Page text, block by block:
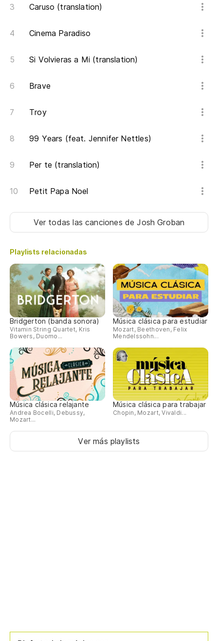
Caruso (translation)
Cinema Paradiso
Si Volvieras a Mi (translation)
Brave
Troy
99 Years (feat. Jennifer Nettles)
Per te (translation)
Petit Papa Noel
Ver todas las canciones de Josh Groban
Playlists relacionadas
Bridgerton (banda sonora)
Vitamin String Quartet, Kris
Bowers, Duomo...
Música clásica para estudiar
Mozart, Beethoven, Felix
Mendelssohn...
Música clásica relajante
Andrea Bocelli, Debussy,
Mozart...
Música clásica para trabajar
Chopin, Mozart, Vivaldi...
Ver más playlists